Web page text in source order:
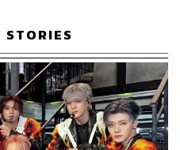
AUTHOR
บรรณาธิการคัลเจอร์ สำนักข่าว
STORIES